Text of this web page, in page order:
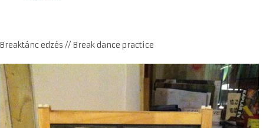
Breaktánc edzés // Break dance practice